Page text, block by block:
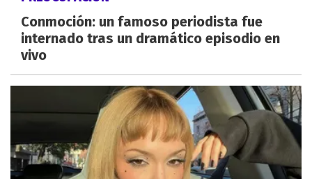
Conmoción: un famoso periodista fue
internado tras un dramático episodio en
vivo